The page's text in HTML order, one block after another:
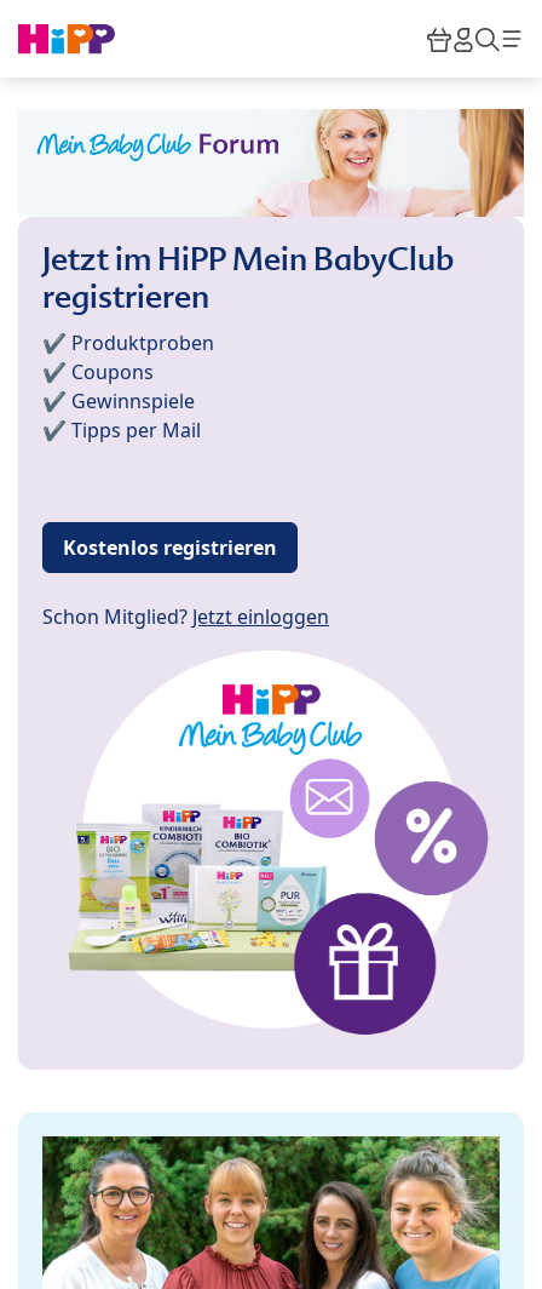
HiPP
Jetzt im HiPP Mein BabyClub
registrieren
✔️ Produktproben
✔️ Coupons
✔️ Gewinnspiele
✔️ Tipps per Mail
Kostenlos registrieren
Schon Mitglied? Jetzt einloggen